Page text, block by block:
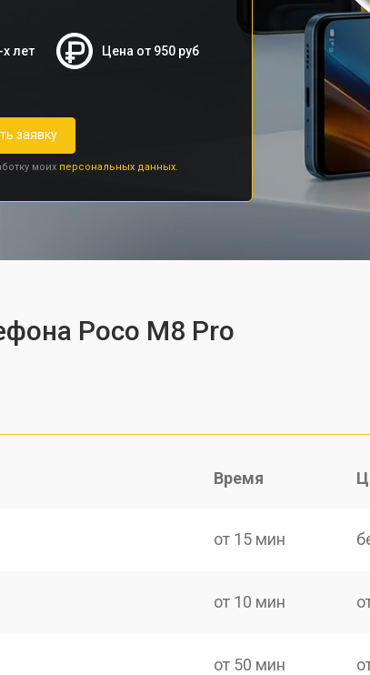
лет Цена от 950 руб
заявку
моих персональных данных.
Poco M8 Pro
Время
от 15 мин
от 10 мин
от 50 мин